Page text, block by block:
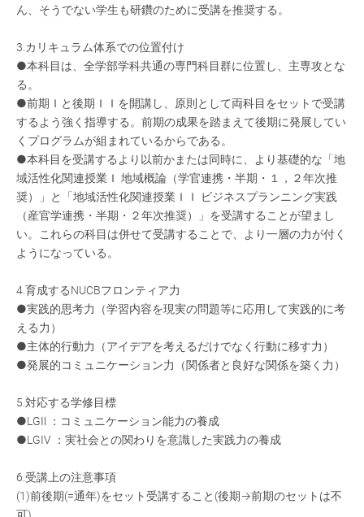
ん、そうでない学生も研鑽のために受講を推奨する。
3.カリキュラム体系での位置付け
●本科目は、全学部学科共通の専門科目群に位置し、主専攻とな
る。
●前期Ｉと後期ＩＩを開講し、原則として両科目をセットで受講
するよう強く指導する。前期の成果を踏まえて後期に発展してい
くプログラムが組まれているからである。
●本科目を受講するより以前かまたは同時に、より基礎的な「地
域活性化関連授業Ｉ 地域概論（学官連携・半期・１，２年次推
奨）」と「地域活性化関連授業ＩＩ ビジネスプランニング実践
（産官学連携・半期・２年次推奨）」を受講することが望まし
い。これらの科目は併せて受講することで、より一層の力が付く
ようになっている。
4.育成するNUCBフロンティア力
●実践的思考力（学習内容を現実の問題等に応用して実践的に考
える力）
●主体的行動力（アイデアを考えるだけでなく行動に移す力）
●発展的コミュニケーション力（関係者と良好な関係を築く力）
5.対応する学修目標
●LGⅡ ：コミュニケーション能力の養成
●LGⅣ ：実社会との関わりを意識した実践力の養成
6.受講上の注意事項
(1)前後期(=通年)をセット受講すること(後期→前期のセットは不